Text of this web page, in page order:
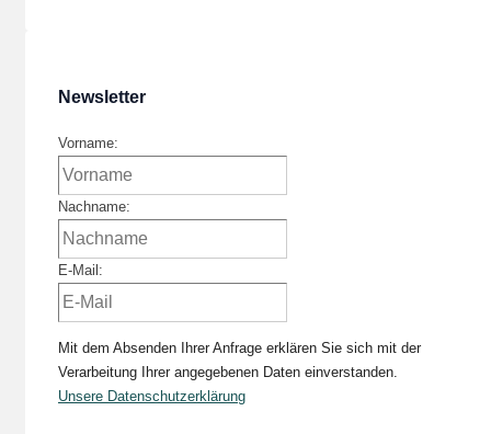
Newsletter
Vorname:
Nachname:
E-Mail:
Mit dem Absenden Ihrer Anfrage erklären Sie sich mit der
Verarbeitung Ihrer angegebenen Daten einverstanden.
Unsere Datenschutzerklärung